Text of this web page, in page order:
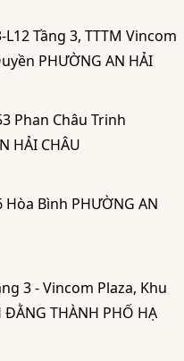
Tầng 3, TTTM Vincom
PHƯỜNG AN HẢI
Phan Châu Trinh
HẢI CHÂU
Bình PHƯỜNG AN
3 - Vincom Plaza, Khu
THÀNH PHỐ HẠ